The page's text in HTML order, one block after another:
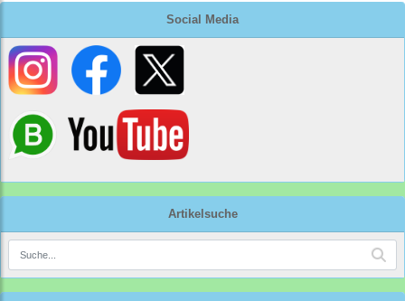
Social Media
Artikelsuche